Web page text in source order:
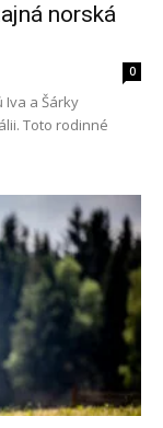
norská
0
a Šárky
Toto rodinné